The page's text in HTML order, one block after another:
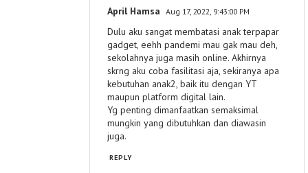
April Hamsa Aug 17, 2022, 9:43:00 PM
Dulu aku sangat membatasi anak terpapar
gadget, eehh pandemi mau gak mau deh,
sekolahnya juga masih online. Akhirnya
skrng aku coba fasilitasi aja, sekiranya apa
kebutuhan anak2, baik itu dengan YT
maupun platform digital lain.
Yg penting dimanfaatkan semaksimal
mungkin yang dibutuhkan dan diawasin
juga.
REPLY